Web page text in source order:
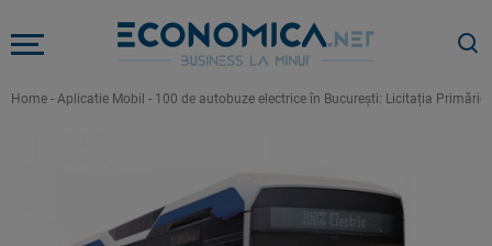
Home - Aplicatie Mobil - 100 de autobuze electrice în București: Licitația